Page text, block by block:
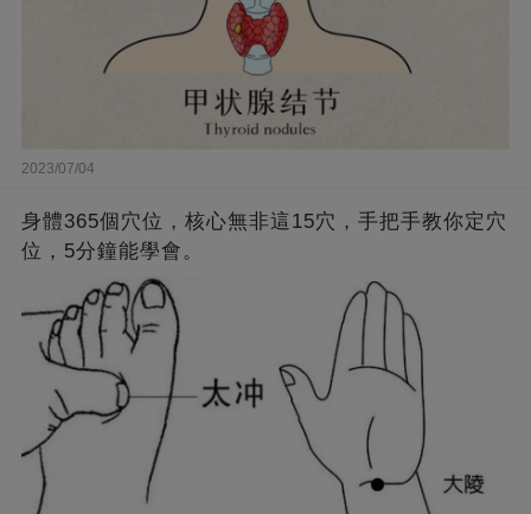
2023/07/04
身體365個穴位，核心無非這15穴，手把手教你定穴
位，5分鐘能學會。